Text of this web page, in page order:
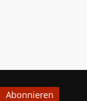
Abonnieren